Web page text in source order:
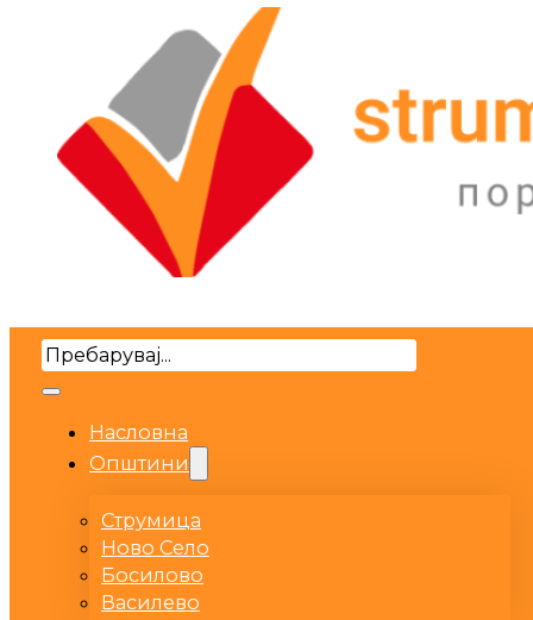
Search
Насловна
Општини
Струмица
Ново Село
Босилово
Василево